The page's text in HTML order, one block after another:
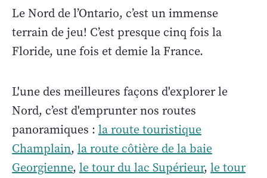
Le Nord de l’Ontario, c’est un immense
terrain de jeu! C’est presque cinq fois la
Floride, une fois et demie la France.
L'une des meilleures façons d'explorer le
Nord, c’est d'emprunter nos routes
panoramiques : la route touristique
Champlain, la route côtière de la baie
Georgienne, le tour du lac Supérieur, le tour